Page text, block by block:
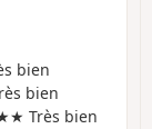
bien
bien
Très bien